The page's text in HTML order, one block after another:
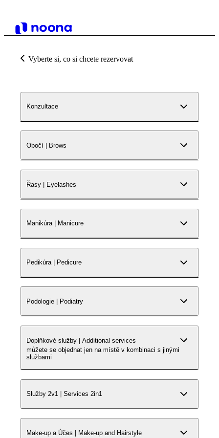
Vyberte si, co si chcete rezervovat
Konzultace
Obočí | Brows
Řasy | Eyelashes
Manikúra | Manicure
Pedikúra | Pedicure
Podologie | Podiatry
Doplňkové služby | Additional services
můžete se objednat jen na místě v kombinaci s jinými
službami
Služby 2v1 | Services 2in1
Make-up a Účes | Make-up and Hairstyle